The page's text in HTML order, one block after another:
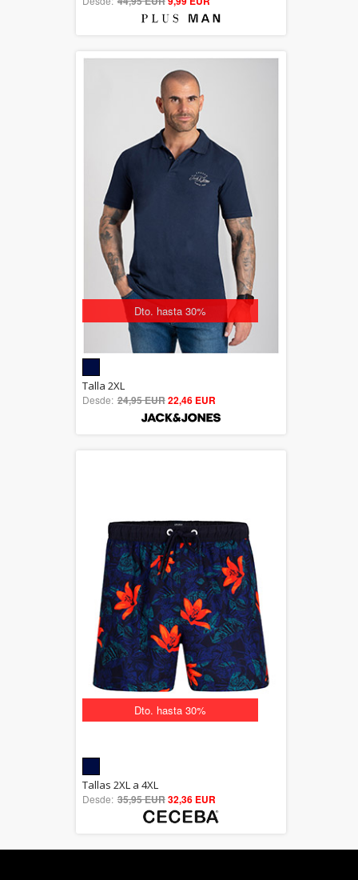
Dto. hasta 30%
out of 5
Talla 2XL
Desde: 24,95 EUR22,46 EUR
Dto. hasta 30%
5.00
out of 5
Tallas 2XL a 4XL
Desde: 35,95 EUR32,36 EUR